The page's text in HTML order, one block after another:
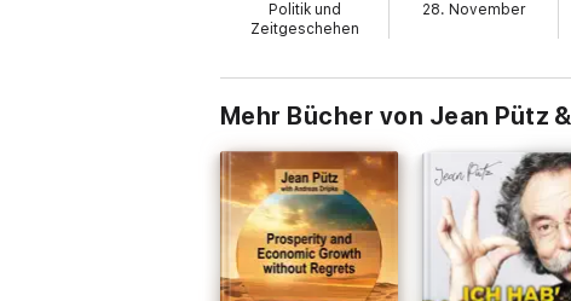
Dabei zieht er "wie das Kaninchen aus dem
Sein Credo lautet: Es kommt auf die
Als Co-Autor hat er sich den bekannten
2".
Politik und
Zeitgeschehen
28. November
Mehr Bücher von Jean Pütz